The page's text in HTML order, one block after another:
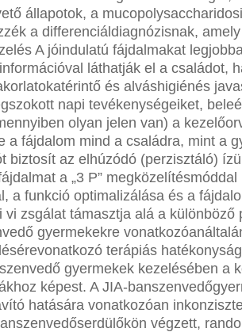
állapotok, a mucopolysaccharid
a differenciáldiagnózisnak,
A jóindulatú fájdalmakat
információval láthatják el a családot,
érintő és alváshigiénés
napi tevékenységeiket,
olyan jelen van) a
a fájdalom mind a családra, mint a
biztosít az elhúzódó (perzisztáló)
a „3 P” megközelítésmóddal
a funkció optimalizálása és a
vi zsgálat támasztja alá a különböző
gyermekekre vonatkozóan
vonatkozó terápiás hatékonyság
gyermekek kezelésében a
képest. A JIA-banszenvedő
hatására vonatkozóan
szenvedőserdülőkön végzett,